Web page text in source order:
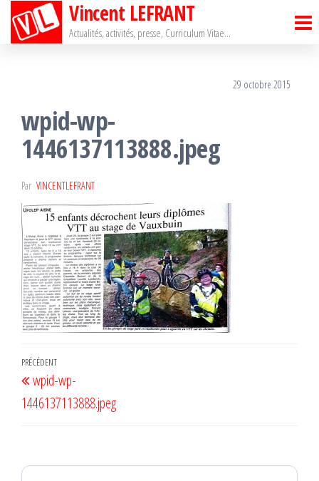
Passer
Vincent LEFRANT
Actualités, activités, presse, Curriculum Vitae…
29 octobre 2015
wpid-wp-
1446137113888.jpeg
Par VINCENTLEFRANT
Navigation
de
l’article
Article
précédent
PRÉCÉDENT
wpid-wp-
1446137113888.jpeg